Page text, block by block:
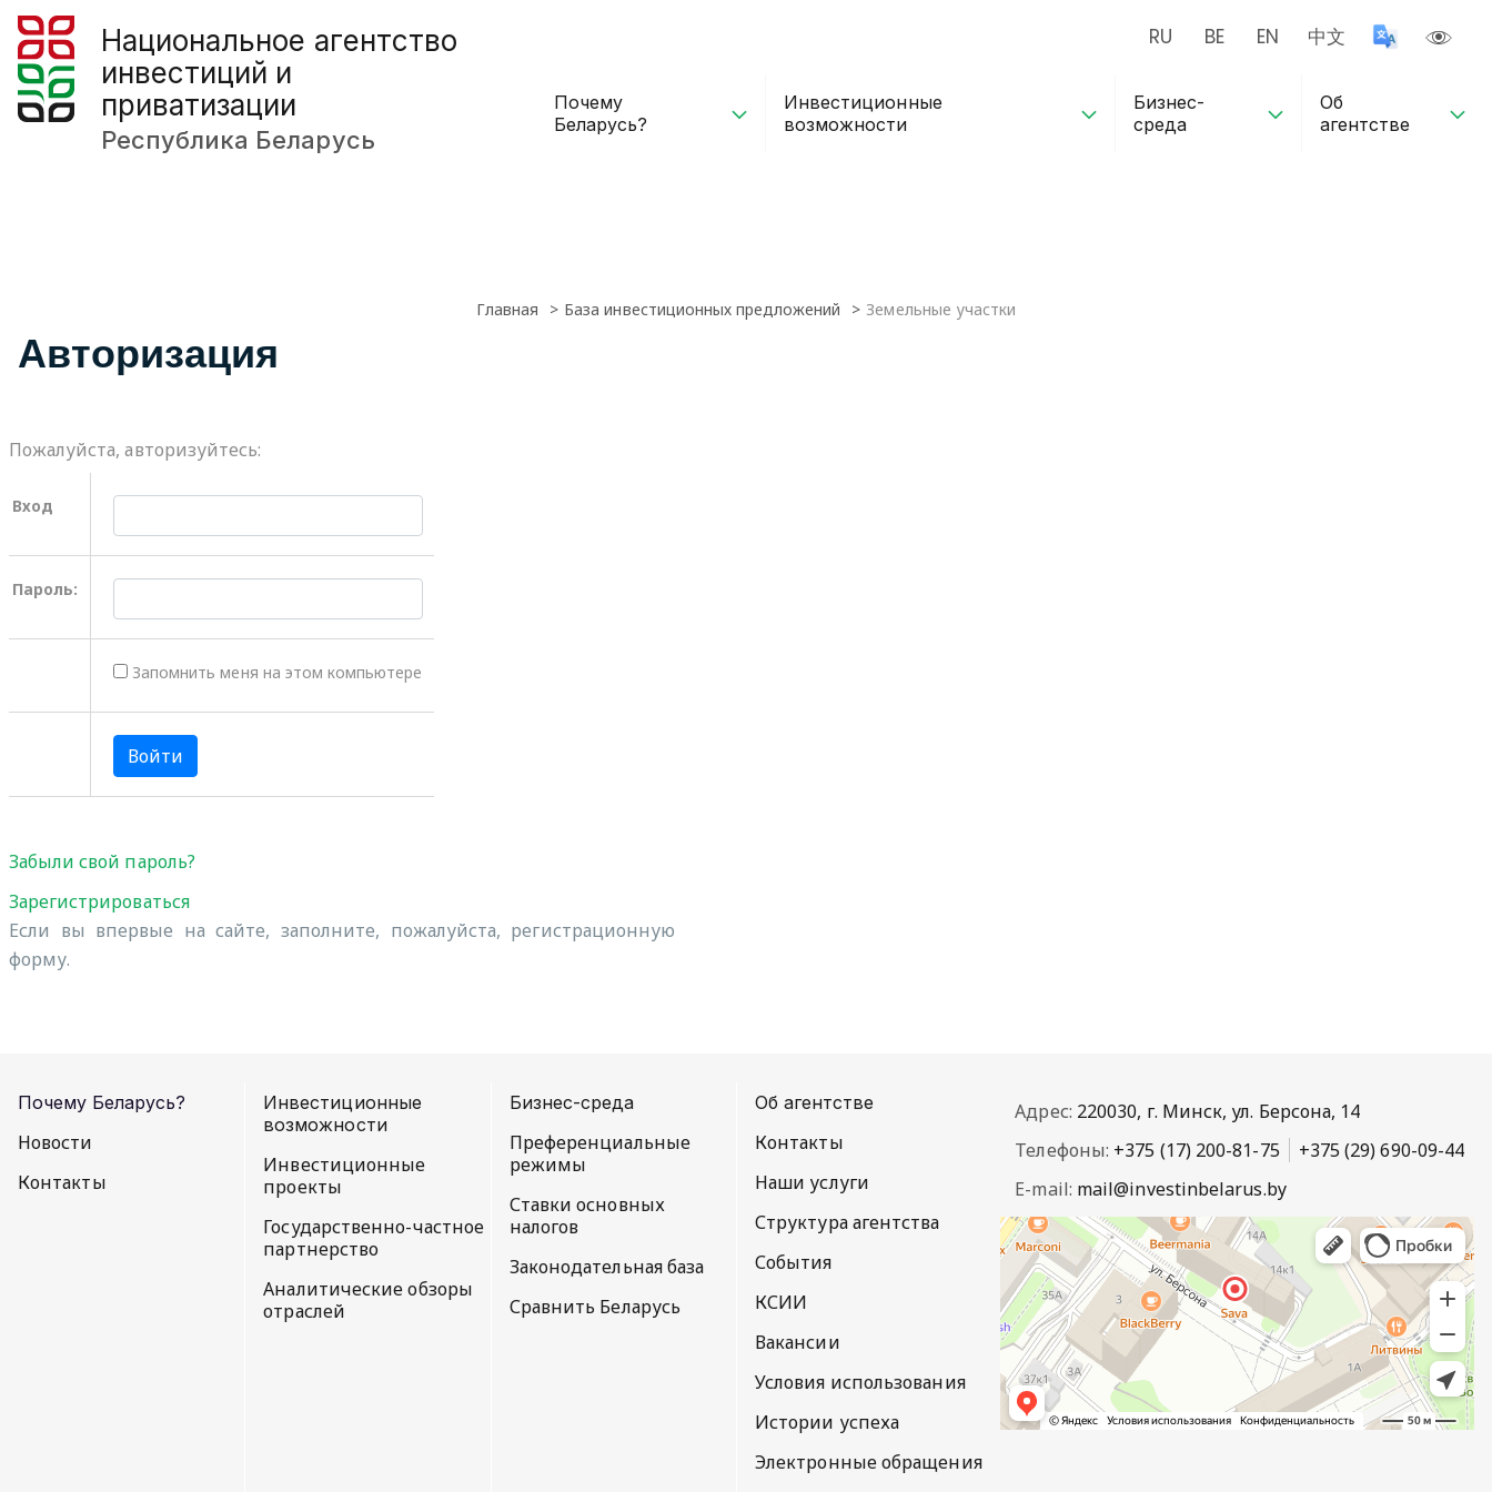
Национальное агентство
инвестиций и
приватизации
Республика Беларусь
RU BE EN 中文
Почему
Беларусь?
Инвестиционные
возможности
Бизнес-
среда
Об
агентстве
Главная База инвестиционных предложений Земельные участки
Авторизация
Пожалуйста, авторизуйтесь:
Вход
Пароль:
Запомнить меня на этом компьютере
Забыли свой пароль?
Зарегистрироваться
Если вы впервые на сайте, заполните, пожалуйста, регистрационную
форму.
Почему Беларусь?
Новости
Контакты
Инвестиционные
возможности
Инвестиционные
проекты
Государственно-частное
партнерство
Аналитические обзоры
отраслей
Бизнес-среда
Преференциальные
режимы
Ставки основных
налогов
Законодательная база
Сравнить Беларусь
Об агентстве
Контакты
Наши услуги
Структура агентства
События
КСИИ
Вакансии
Условия использования
Истории успеха
Электронные обращения
Адрес: 220030, г. Минск, ул. Берсона, 14
Телефоны: +375 (17) 200-81-75
+375 (29) 690-09-44
E-mail: mail@investinbelarus.by